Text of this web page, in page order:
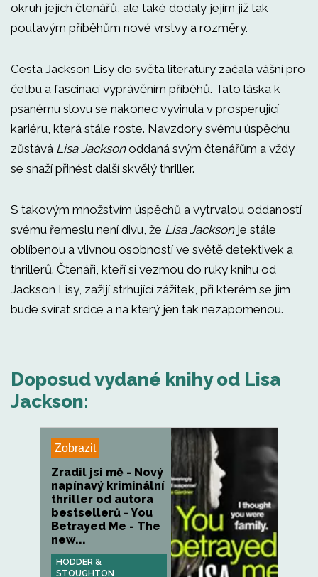
okruh jejích čtenářů, ale také dodaly jejím již tak
poutavým příběhům nové vrstvy a rozměry.
Cesta Jackson Lisy do světa literatury začala vášní pro
četbu a fascinací vyprávěním příběhů. Tato láska k
psanému slovu se nakonec vyvinula v prosperující
kariéru, která stále roste. Navzdory svému úspěchu
zůstává Lisa Jacksonoddaná svým čtenářům a vždy
se snaží přinést další skvělý thriller.
S takovým množstvím úspěchů a vytrvalou oddaností
svému řemeslu není divu, že Lisa Jacksonje stále
oblíbenou a vlivnou osobností ve světě detektivek a
thrillerů. Čtenáři, kteří si vezmou do ruky knihu od
Jackson Lisy, zažijí strhující zážitek, při kterém se jim
bude svírat srdce a na který jen tak nezapomenou.
Doposud vydané knihy od Lisa
Jackson:
Zobrazit
Zradil jsi mě - Nový
napínavý kriminální
thriller od autora
bestsellerů - You
Betrayed Me - The
new...
HODDER &
STOUGHTON